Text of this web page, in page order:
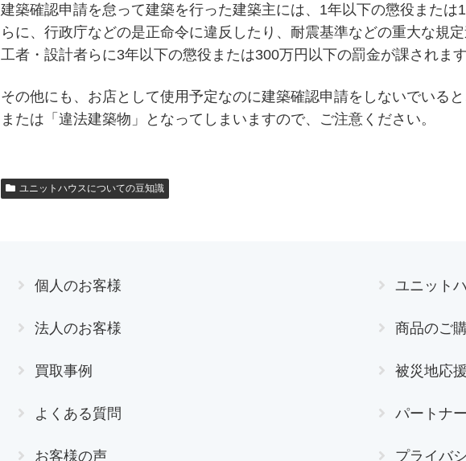
建築確認申請を怠って建築を行った建築主には、1年以下の懲役または
らに、行政庁などの是正命令に違反したり、耐震基準などの重大な規
工者・設計者らに3年以下の懲役または300万円以下の罰金が課されます
その他にも、お店として使用予定なのに建築確認申請をしないでいる
または「違法建築物」となってしまいますので、ご注意ください。
ユニットハウスについての豆知識
個人のお客様
法人のお客様
買取事例
よくある質問
お客様の声
ユニット
商品のご
被災地応
パートナ
プライバ